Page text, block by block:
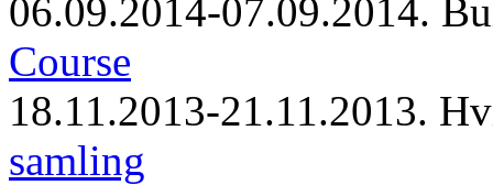
06.09.2014-07.09.2014.
Course
18.11.2013-21.11.2013.
samling